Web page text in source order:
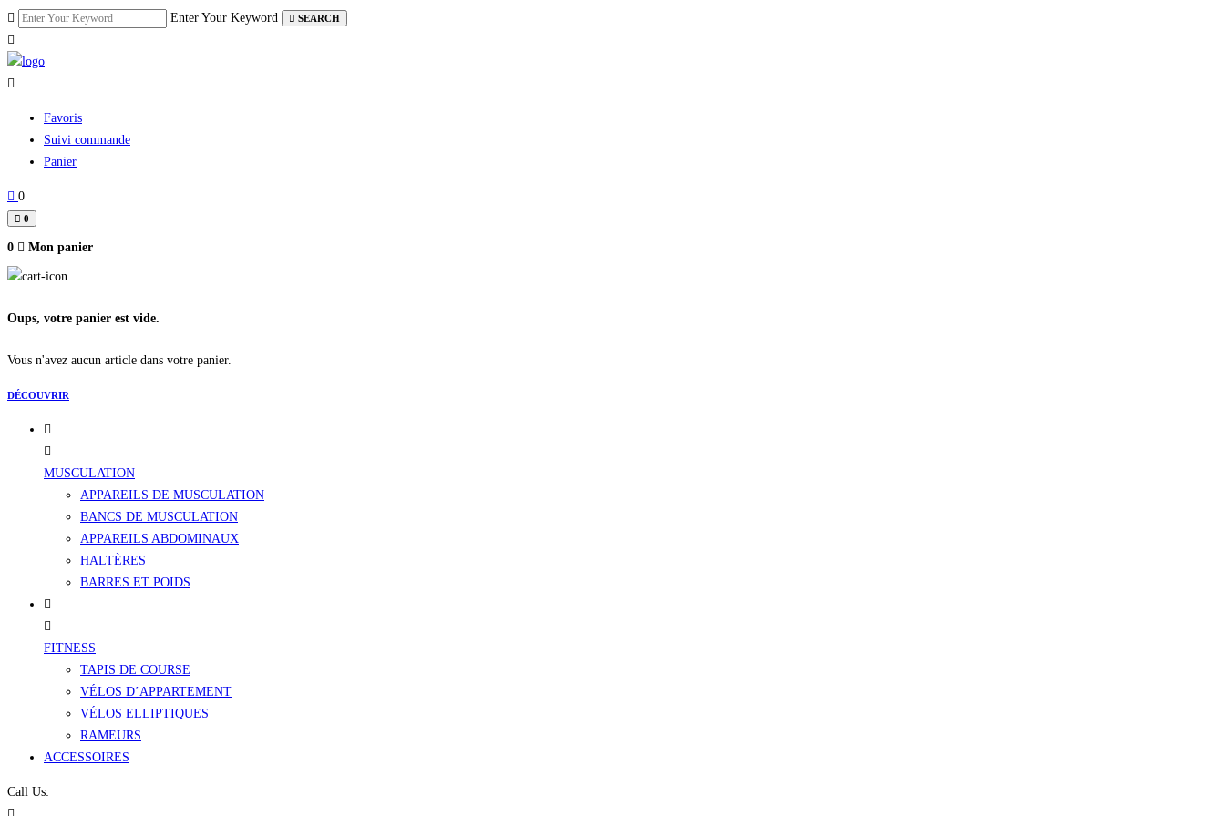
Skip
to
content
Enter Your Keyword SEARCH
Favoris
Suivi commande
Panier
0
0
0 Mon panier
Oups, votre panier est vide.
Vous n'avez aucun article dans votre panier.
DÉCOUVRIR
MUSCULATION
APPAREILS DE MUSCULATION
BANCS DE MUSCULATION
APPAREILS ABDOMINAUX
HALTÈRES
BARRES ET POIDS
FITNESS
TAPIS DE COURSE
VÉLOS D’APPARTEMENT
VÉLOS ELLIPTIQUES
RAMEURS
ACCESSOIRES
Call Us: